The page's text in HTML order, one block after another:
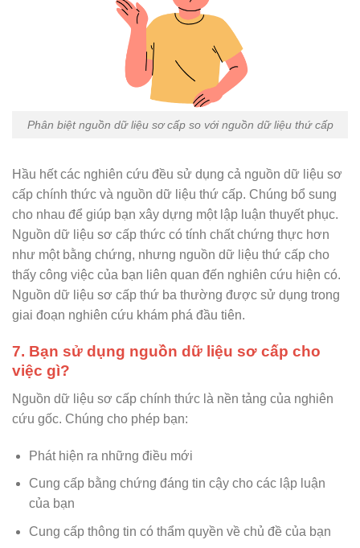
Phân biệt nguồn dữ liệu sơ cấp so với nguồn dữ liệu thứ cấp
Hầu hết các nghiên cứu đều sử dụng cả nguồn dữ liệu sơ
cấp chính thức và nguồn dữ liệu thứ cấp. Chúng bổ sung
cho nhau để giúp bạn xây dựng một lập luận thuyết phục.
Nguồn dữ liệu sơ cấp thức có tính chất chứng thực hơn
như một bằng chứng, nhưng nguồn dữ liệu thứ cấp cho
thấy công việc của bạn liên quan đến nghiên cứu hiện có.
Nguồn dữ liệu sơ cấp thứ ba thường được sử dụng trong
giai đoạn nghiên cứu khám phá đầu tiên.
7. Bạn sử dụng nguồn dữ liệu sơ cấp cho
việc gì?
Nguồn dữ liệu sơ cấp chính thức là nền tảng của nghiên
cứu gốc. Chúng cho phép bạn:
Phát hiện ra những điều mới
Cung cấp bằng chứng đáng tin cậy cho các lập luận
của bạn
Cung cấp thông tin có thẩm quyền về chủ đề của bạn